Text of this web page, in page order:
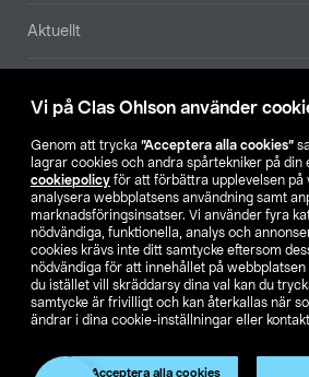
Vi på Clas Ohlson använder
Genom att trycka ”Acceptera alla cookies”
lagrar cookies och andra spårtekniker på din
cookiepolicy för att förbättra upplevelsen på
analysera webbplatsens användning samt
marknadsföringsinsatser. Vi använder fyra
nödvändiga, funktionella, analys och
cookies krävs inte ditt samtycke eftersom
nödvändiga för att innehållet på webbplatsen
du istället vill skräddarsy dina val kan du
samtycke är frivilligt och kan återkallas när
ändrar i dina cookie-inställningar eller
Acceptera alla cookies
Aktuellt
Hitta butik
SE NO FI
Ändra till priser